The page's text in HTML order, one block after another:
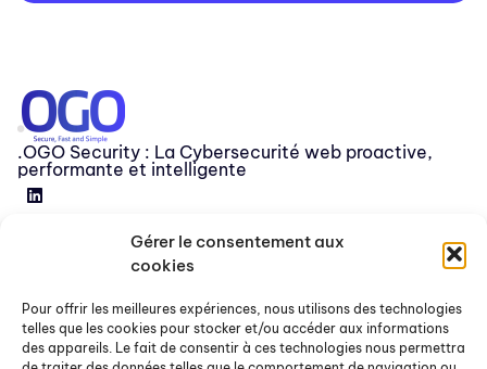
Gérer le consentement aux
cookies
Pour offrir les meilleures expériences, nous utilisons des technologies
telles que les cookies pour stocker et/ou accéder aux informations
des appareils. Le fait de consentir à ces technologies nous permettra
.OGO Security : La Cybersecurité web proactive,
performante et intelligente
FAQ
Nous contacter